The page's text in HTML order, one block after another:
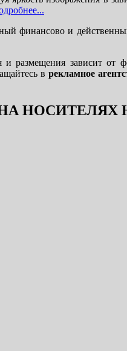
финансово и
зависит от
в рекламное